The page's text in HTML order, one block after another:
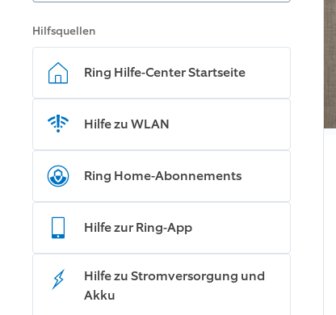
Hilfsquellen
Ring Hilfe-Center Startseite
Hilfe zu WLAN
Ring Home-Abonnements
Hilfe zur Ring-App
Hilfe zu Stromversorgung und
Akku